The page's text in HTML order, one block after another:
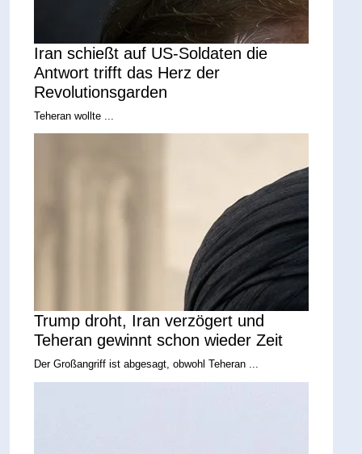
Iran schießt auf US-Soldaten die
Antwort trifft das Herz der
Revolutionsgarden
Teheran wollte ...
Trump droht, Iran verzögert und
Teheran gewinnt schon wieder Zeit
Der Großangriff ist abgesagt, obwohl Teheran ...